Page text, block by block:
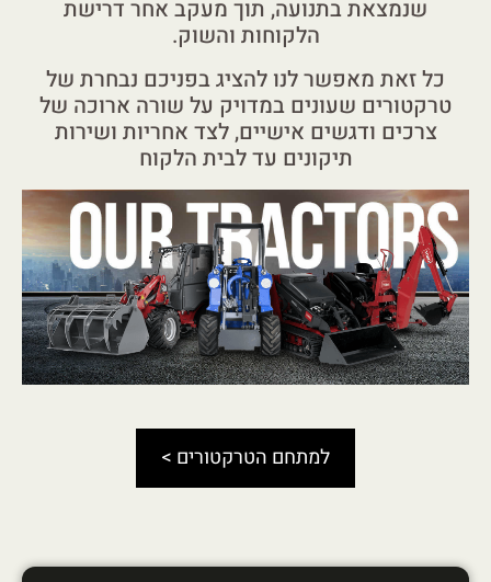
שנמצאת בתנועה, תוך מעקב אחר דרישת
הלקוחות והשוק.
כל זאת מאפשר לנו להציג בפניכם נבחרת של
טרקטורים שעונים במדויק על שורה ארוכה של
צרכים ודגשים אישיים, לצד אחריות ושירות
תיקונים עד לבית הלקוח
למתחם הטרקטורים >